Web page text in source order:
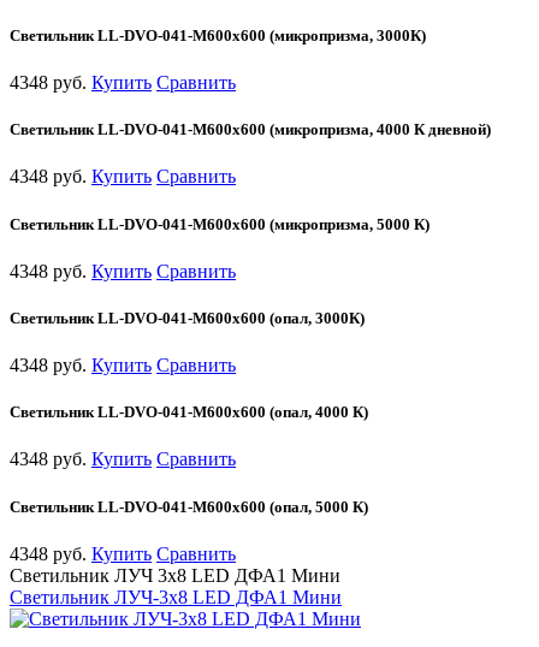
Светильник LL-DVO-041-M600x600 (микропризма, 3000К)
4348 руб. Купить Сравнить
Светильник LL-DVO-041-M600x600 (микропризма, 4000 К дневной)
4348 руб. Купить Сравнить
Светильник LL-DVO-041-M600x600 (микропризма, 5000 К)
4348 руб. Купить Сравнить
Светильник LL-DVO-041-M600x600 (опал, 3000К)
4348 руб. Купить Сравнить
Светильник LL-DVO-041-M600x600 (опал, 4000 К)
4348 руб. Купить Сравнить
Светильник LL-DVO-041-M600x600 (опал, 5000 К)
4348 руб. Купить Сравнить
Светильник ЛУЧ 3х8 LED ДФА1 Мини
Светильник ЛУЧ-3х8 LED ДФА1 Мини